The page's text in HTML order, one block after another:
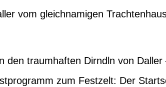
vom gleichnamigen
den traumhaften Dirndln von
zum Festzelt: Der